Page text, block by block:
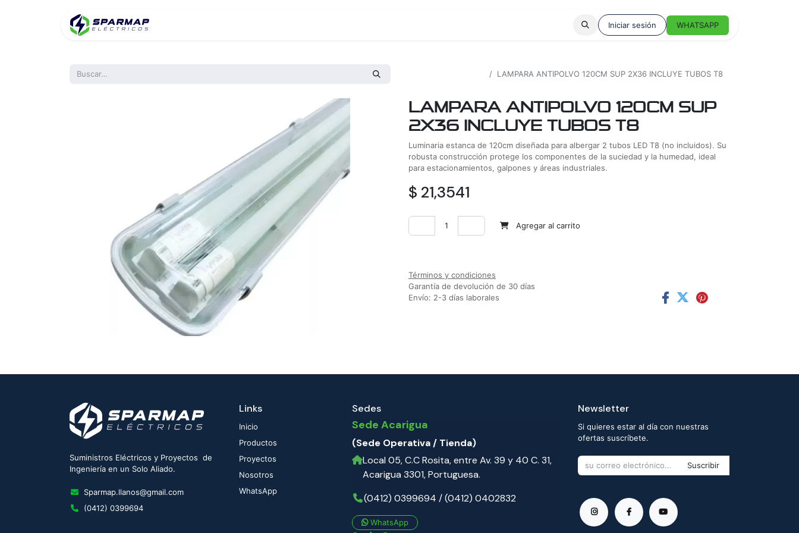
Iniciar sesión WHATSAPP
LAMPARA ANTIPOLVO 120CM SUP 2X36 INCLUYE TUBOS T8
LAMPARA ANTIPOLVO 120CM SUP
2X36 INCLUYE TUBOS T8
Luminaria estanca de 120cm diseñada para albergar 2 tubos LED T8 (no incluidos). Su
robusta construcción protege los componentes de la suciedad y la humedad, ideal
para estacionamientos, galpones y áreas industriales.
$ 21,3541
Agregar al carrito
Términos y condiciones
Garantía de devolución de 30 días
Envío: 2-3 días laborales
Suministros Eléctricos y Proyectos de
Ingeniería en un Solo Aliado.
Sparmap.llanos@gmail.com
(0412) 0399694
Links
Inicio
Productos
Proyectos
Nosotros
WhatsApp
Sedes
Sede Acarigua
(Sede Operativa / Tienda)
Local 05, C.C Rosita, entre Av. 39 y 40 C. 31,
Acarigua 3301, Portuguesa.
(0412) 0399694 / (0412) 0402832
WhatsApp
Newsletter
Si quieres estar al día con nuestras
ofertas suscríbete.
Suscribir